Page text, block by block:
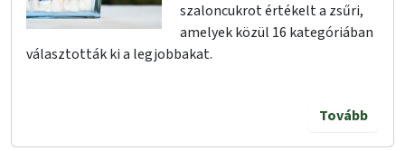
szaloncukrot értékelt a zsűri,
amelyek közül 16 kategóriában
választották ki a legjobbakat.
Tovább